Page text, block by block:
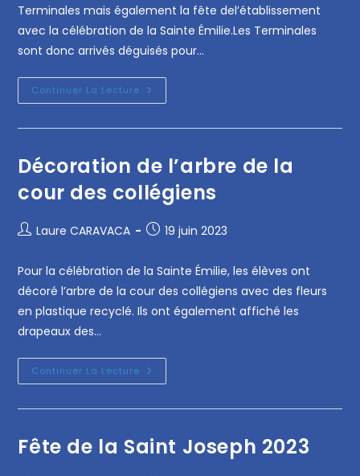
Terminales mais également la fête del’établissement
avec la célébration de la Sainte Émilie.Les Terminales
sont donc arrivés déguisés pour…
Continuer La Lecture
Décoration de l’arbre de la
cour des collégiens
Laure CARAVACA 19 juin 2023
Pour la célébration de la Sainte Émilie, les élèves ont
décoré l’arbre de la cour des collégiens avec des fleurs
en plastique recyclé. Ils ont également affiché les
drapeaux des…
Continuer La Lecture
Fête de la Saint Joseph 2023